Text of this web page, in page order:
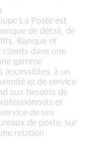
La Poste est
de détail, de
Banque et
clients dans une
gamme
accessibles, à un
et de service
aux besoins de
et
de ses
de poste, sur
relation